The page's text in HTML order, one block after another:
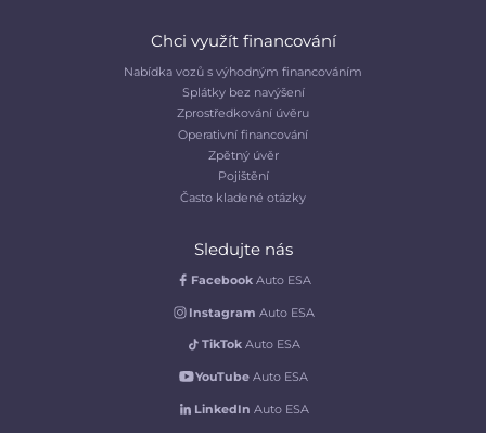
Chci využít financování
Nabídka vozů s výhodným financováním
Splátky bez navýšení
Zprostředkování úvěru
Operativní financování
Zpětný úvěr
Pojištění
Často kladené otázky
Sledujte nás
Facebook Auto ESA
Instagram Auto ESA
TikTok Auto ESA
YouTubeAuto ESA
LinkedIn Auto ESA